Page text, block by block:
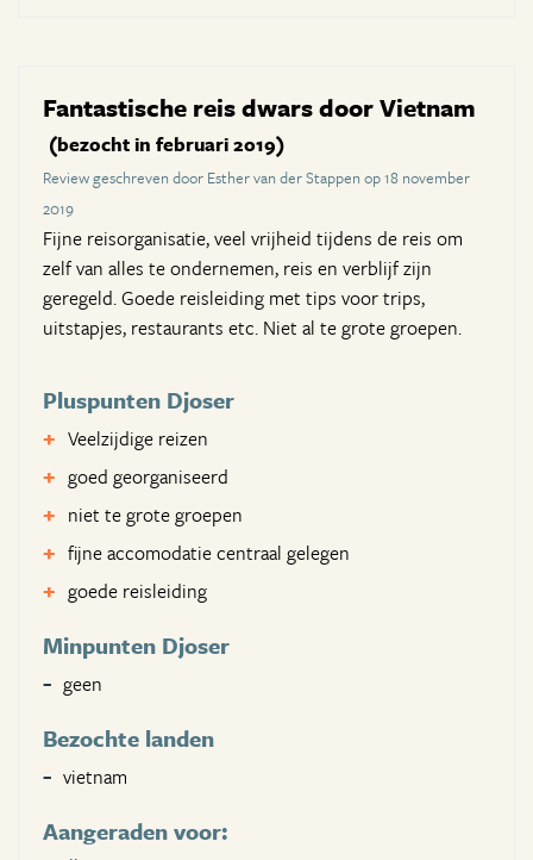
Fantastische reis dwars door Vietnam
(bezocht in februari 2019)
Review geschreven door Esther van der Stappen op 18 november
2019
Fijne reisorganisatie, veel vrijheid tijdens de reis om
zelf van alles te ondernemen, reis en verblijf zijn
geregeld. Goede reisleiding met tips voor trips,
uitstapjes, restaurants etc. Niet al te grote groepen.
Pluspunten Djoser
Veelzijdige reizen
goed georganiseerd
niet te grote groepen
fijne accomodatie centraal gelegen
goede reisleiding
Minpunten Djoser
geen
Bezochte landen
vietnam
Aangeraden voor: